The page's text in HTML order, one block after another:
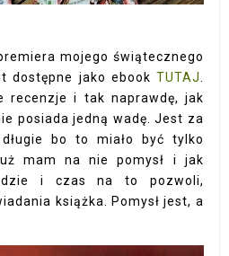
mojego świątecznego
dostępne jako ebook TUTAJ
recenzje i tak naprawdę, jak
posiada jedną wadę. Jest za
bo to miało być tylko
mam na nie pomysł i jak
i czas na to pozwoli,
książka. Pomysł jest, a